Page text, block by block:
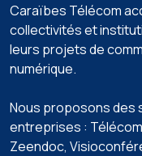
Caraïbes Télécom
collectivités et
leurs projets de
numérique.
Nous proposons des
entreprises :
Zeendoc️,